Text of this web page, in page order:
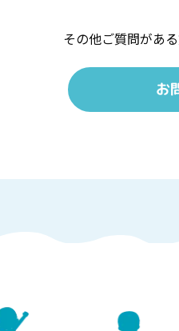
その他ご質問がある
お